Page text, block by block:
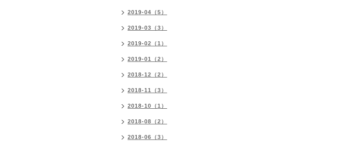
2019-04（5）
2019-03（3）
2019-02（1）
2019-01（2）
2018-12（2）
2018-11（3）
2018-10（1）
2018-08（2）
2018-06（3）